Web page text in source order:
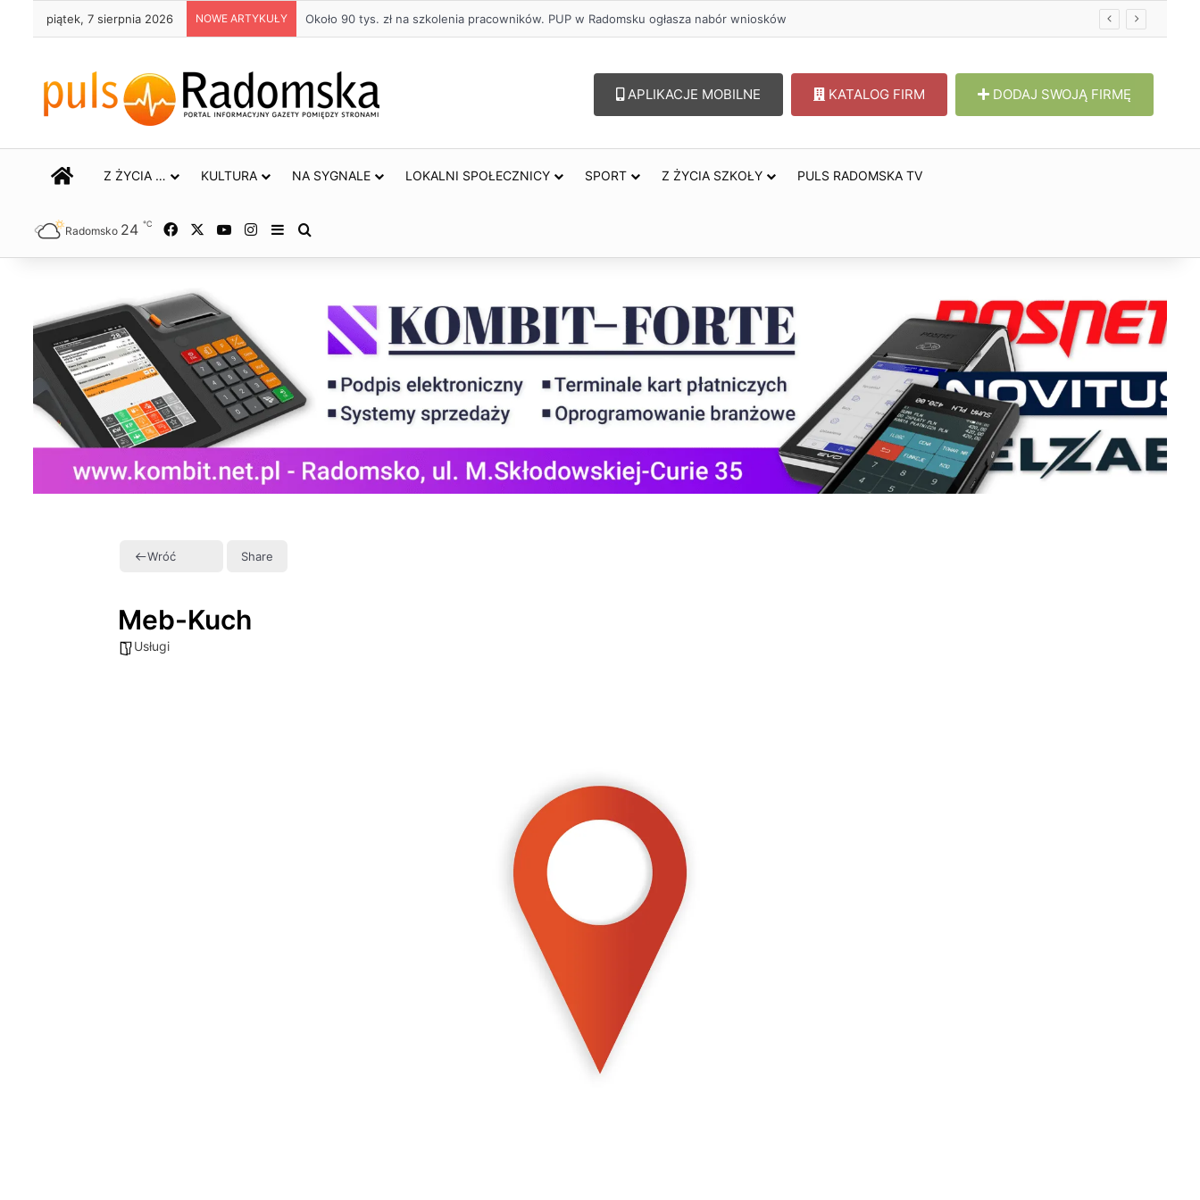
piątek, 7 sierpnia 2026 NOWE ARTYKUŁY Około 90 tys. zł na szkolenia pracowników. PUP w Radomsku ogłasza nabór wniosków
APLIKACJE MOBILNE KATALOG FIRM DODAJ SWOJĄ FIRMĘ
STRONA GŁÓWNA
Z ŻYCIA … KULTURA NA SYGNALE LOKALNI SPOŁECZNICY SPORT Z ŻYCIA SZKOŁY PULS RADOMSKA TV
Radomsko 24 ℃ Facebook YouTubeInstagram
Sidebar
Wróć Share
Meb-Kuch
Usługi